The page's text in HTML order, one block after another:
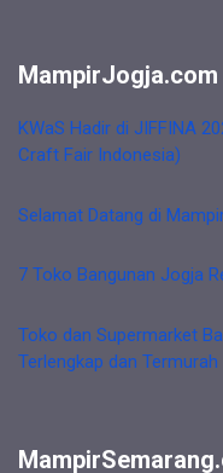
MampirJogja.com
KWaS Hadir di JIFFINA
Craft Fair Indonesia)
Selamat Datang di
7 Toko Bangunan Jogja
Toko dan Supermarket
Terlengkap dan Termurah